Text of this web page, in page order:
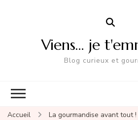
Viens… je
Blog curieux et
Accueil
La gourmandise avant tout !